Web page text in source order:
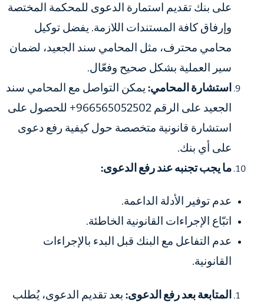
على بنك تقديم استمارة الدعوى للمحكمة المختصة
وإرفاق كافة المستندات اللازمة. يفضل توكيل
محامي محترف، مثل المحامي سند الجعيد، لضمان
سير العملية بشكل صحيح وفعّال.
استشارة المحامي: يمكن التواصل مع المحامي سند
الجعيد على الرقم 966565052502+ للحصول على
استشارة قانونية متخصصة حول كيفية رفع دعوى
على أي بنك.
ما يجب تجنبه عند رفع الدعوى:
عدم توفير الأدلة الداعمة.
اتبّاع الإجراءات القانونية الخاطئة.
عدم التفاعل مع البنك قبل البدء بالإجراءات
القانونية.
المتابعة بعد رفع الدعوى: بعد تقديم الدعوى، يُطلب